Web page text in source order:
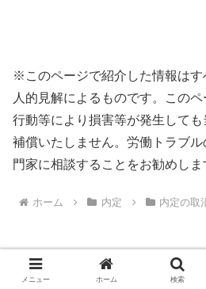
※このページで紹介した情報は
人的見解によるものです。この
行動等により損害等が発生して
補償いたしません。労働トラブ
門家に相談することをお勧めしま
ホーム 内定 内定の取
メニュー ホーム 検索